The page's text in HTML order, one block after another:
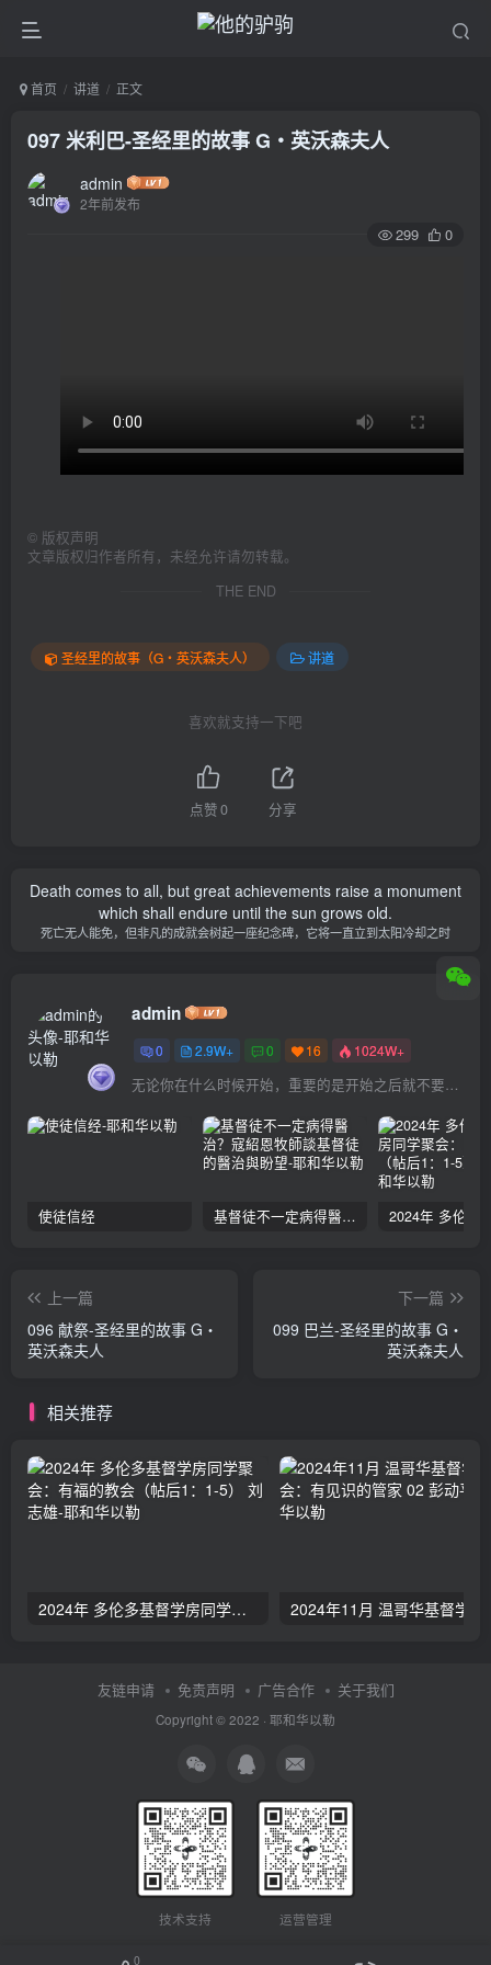
首页 讲道 正文
097 米利巴-圣经里的故事 G‧英沃森夫人
admin
2年前发布
299 0
© 版权声明
文章版权归作者所有，未经允许请勿转载。
THE END
圣经里的故事（G‧英沃森夫人） 讲道
喜欢就支持一下吧
点赞0 分享
Death comes to all, but great achievements raise a monument
which shall endure until the sun grows old.
死亡无人能免，但非凡的成就会树起一座纪念碑，它将一直立到太阳冷却之时
admin
0 2.9W+ 0 16 1024W+
无论你在什么时候开始，重要的是开始之后就不要停止
使徒信经 基督徒不一定病得醫治？寇紹恩牧師談基督徒的醫治與盼望
上一篇
096 献祭-圣经里的故事 G‧
英沃森夫人
下一篇
099 巴兰-圣经里的故事 G‧
英沃森夫人
相关推荐
2024年 多伦多基督学房同学聚会：有福的教会（帖后1：1-5） 刘志雄
友链申请 免责声明 广告合作 关于我们
Copyright © 2022 · 耶和华以勒
技术支持 运营管理
0